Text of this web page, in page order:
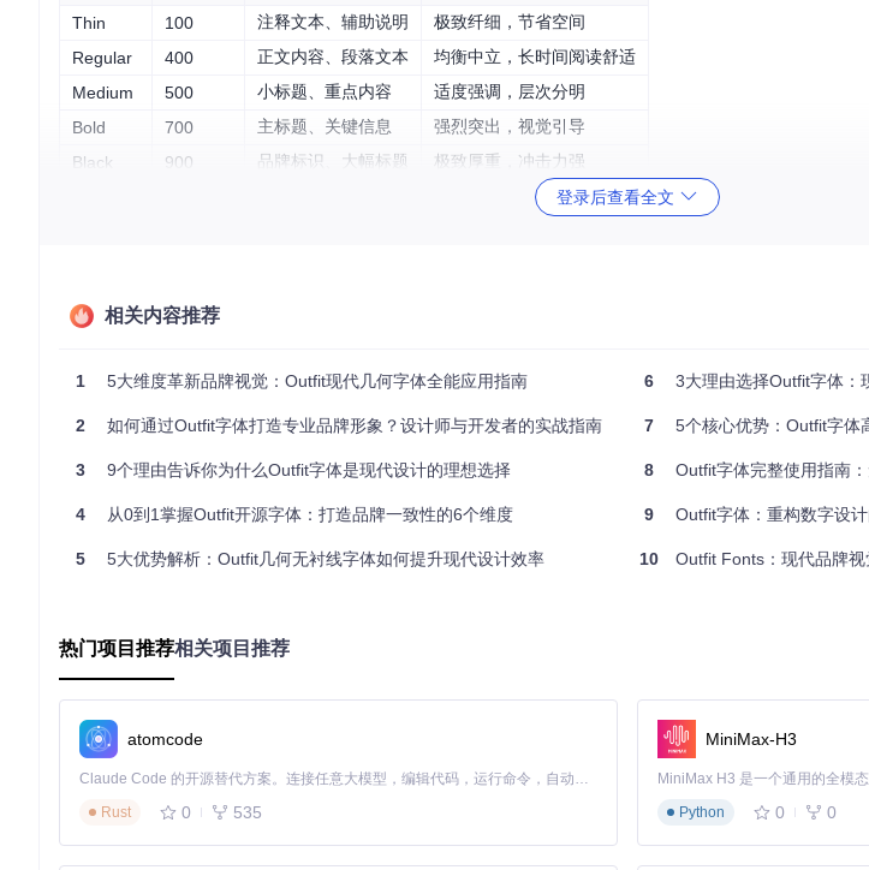
Thin
100 注释文本、辅助说明
极致纤细，节省空间
Regular
400 正文内容、段落文本
均衡中立，长时间阅读舒适
Medium
500 小标题、重点内容
适度强调，层次分明
Bold
700 主标题、关键信息
强烈突出，视觉引导
Black
900 品牌标识、大幅标题 极致厚重，冲击力强
OTF格式（OpenType）：位于
Web字体：位于fonts/webfonts/目录，包含WOFF2等优化格式，适合网页开发
[开源授权]：商业友好的使用许可
Outfit字体采用SIL Open Font License 1.1授权，允许在商业项目中免费使用、修改和分发，无需支付版税。
布，且原始版权信息必须保留。
# 通过Git获取字体仓库
git clone
# 手动安装：将fonts/ttf目录下的文件复制到C:\Windows\Fonts目录
# 通过Git获取字体仓库
# 手动安装：打开Font Book，将fonts/ttf目录拖入应用窗口
Linux系统
登录后查看全文
相关内容推荐
1 5大维度革新品牌视觉：Outfit现代几何字体全能应用指南
2 如何通过Outfit字体打造专业品牌形象？设计师与开发者的实战指南
3 9个理由告诉你为什么Outfit字体是现代设计的理想选择
4 从0到1掌握Outfit开源字体：打造品牌一致性的6个维度
5 5大优势解析：Outfit几何无衬线字体如何提升现代设计效率
6 3大理由选择Outfit字体：
7 5个核心优势：Outfit字体
8 Outfit字体完整使用指南
9 Outfit字体：重构数字设
10 Outfit Fonts：现代品牌
热门项目推荐相关项目推荐
atomcode
Claude Code 的开源替代方案。连接任意大模型，编辑代码，运行命令，自动验证 — 全自动执行。用 Rust 构建，极致性能。 ｜ An open-source alternative to Claude Code. Connect any LLM, edit code, run commands, and verify changes — autonomously. Built in Rust for speed. Get Started
Rust
0 535
MiniMax-H3
Python
0 0